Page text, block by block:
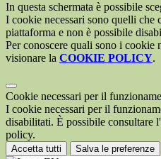
In questa schermata è possibile
I cookie necessari sono quelli che
piattaforma e non è possibile
Per conoscere quali sono i cookie
visionare la COOKIE POLICY.
Cookie necessari per il
I cookie necessari per il
disabilitati. È possibile consultare
policy.
Accetta tutti Salva le preferenze